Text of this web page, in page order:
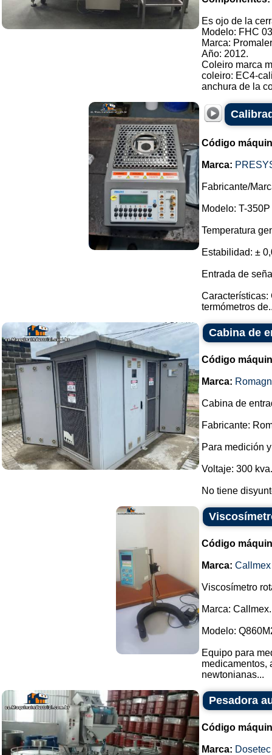
Es ojo de la
Modelo: FHC
Marca:
Año: 2012.
Coleiro marca
coleiro: EC4-
anchura de la
Código
Marca:
Fabricante/
Modelo: T-350P
Temperatura
Estabilidad: ±
Entrada de
Características:
termómetros
Cabina de
Código
Marca:
Cabina de
Fabricante:
Para medición
Voltaje: 300 kva.
No tiene
Código
Marca: Callmex
Viscosímetro
Marca: Callmex.
Modelo:
Equipo para
medicamentos,
newtonianas...
Pesadora
Código
Marca: Dosetec